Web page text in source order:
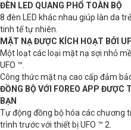
ĐÈN LED QUANG PHỔ TOÀN BỘ
8 đèn LED khác nhau giúp làn da
tinh tế tự nhiên.
MẶT NẠ ĐƯỢC KÍCH HOẠT BỞI
Một loạt các loại mặt nạ sợi nhỏ
UFO ™.
Công thức mặt nạ cao cấp đảm
ĐỒNG BỘ VỚI FOREO APP ĐƯỢC
BẠN
Tự động đồng bộ hóa các chương
trình trước với thiết bị UFO ™ 2.